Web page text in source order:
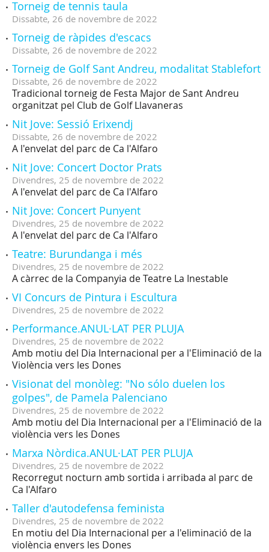
Torneig de tennis taula
Dissabte, 26 de novembre de 2022
Torneig de ràpides d'escacs
Dissabte, 26 de novembre de 2022
Torneig de Golf Sant Andreu, modalitat Stablefort
Dissabte, 26 de novembre de 2022
Tradicional torneig de Festa Major de Sant Andreu
organitzat pel Club de Golf Llavaneras
Nit Jove: Sessió Erixendj
Dissabte, 26 de novembre de 2022
A l'envelat del parc de Ca l'Alfaro
Nit Jove: Concert Doctor Prats
Divendres, 25 de novembre de 2022
A l'envelat del parc de Ca l'Alfaro
Nit Jove: Concert Punyent
Divendres, 25 de novembre de 2022
A l'envelat del parc de Ca l'Alfaro
Teatre: Burundanga i més
Divendres, 25 de novembre de 2022
A càrrec de la Companyia de Teatre La Inestable
VI Concurs de Pintura i Escultura
Divendres, 25 de novembre de 2022
Performance.ANUL·LAT PER PLUJA
Divendres, 25 de novembre de 2022
Amb motiu del Dia Internacional per a l'Eliminació de la
Violència vers les Dones
Visionat del monòleg: "No sólo duelen los
golpes", de Pamela Palenciano
Divendres, 25 de novembre de 2022
Amb motiu del Dia Internacional per a l'Eliminació de la
violència vers les Dones
Marxa Nòrdica.ANUL·LAT PER PLUJA
Divendres, 25 de novembre de 2022
Recorregut nocturn amb sortida i arribada al parc de
Ca l'Alfaro
Taller d'autodefensa feminista
Divendres, 25 de novembre de 2022
En motiu del Dia Internacional per a l'eliminació de la
violència envers les Dones